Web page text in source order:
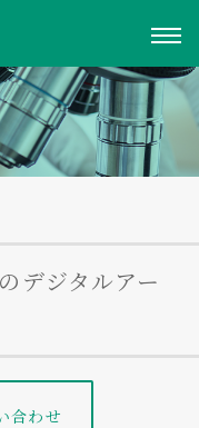
デジタルアー
合わせ